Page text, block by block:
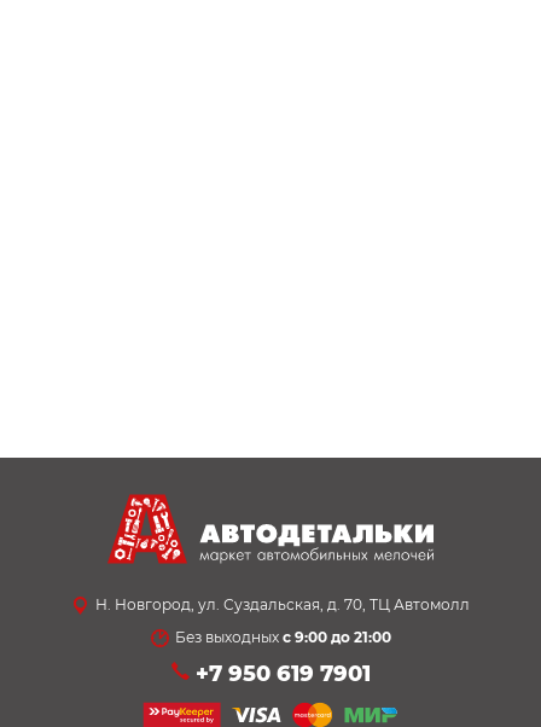
Н. Новгород, ул. Суздальская, д. 70, ТЦ Автомолл
Без выходных с 9:00 до 21:00
+7 950 619 7901